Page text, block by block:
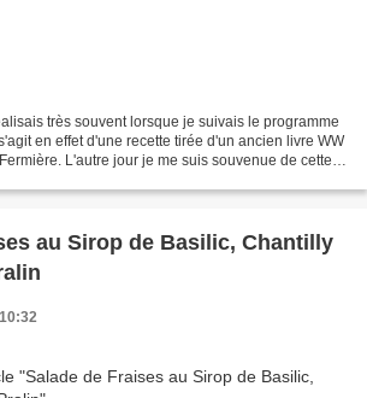
très souvent lorsque je suivais le programme
en effet d'une recette tirée d'un ancien livre WW
L'autre jour je me suis souvenue de cette
au Sirop de Basilic, Chantilly